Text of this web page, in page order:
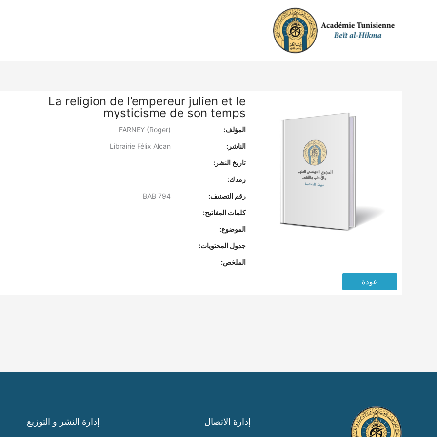
La religion de l’empereur julien et le
mysticisme de son temps
المؤلف:
الناشر:
تاريخ النشر:
رمدك:
رقم التصنيف:
كلمات المفاتيح:
الموضوع:
جدول المحتويات:
الملخص:
عودة
إدارة الاتصال إدارة النشر و التوزيع